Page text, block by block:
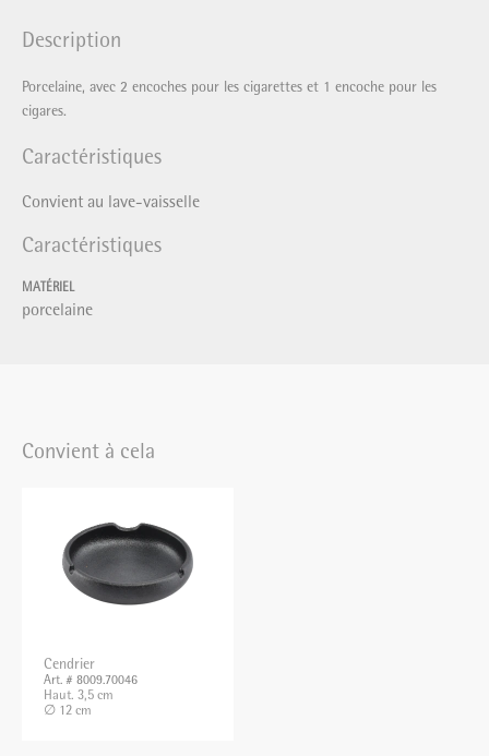
Description
Porcelaine, avec 2 encoches pour les cigarettes et 1 encoche pour les
cigares.
Caractéristiques
Convient au lave-vaisselle
Caractéristiques
MATÉRIEL
porcelaine
Convient à cela
Cendrier
Art. # 8009.70046
Haut. 3,5 cm
∅ 12 cm